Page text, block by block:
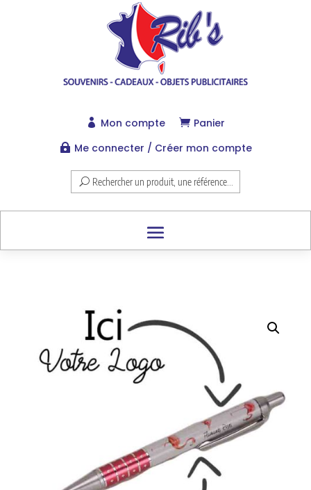
 Mon compte  Panier
 Me connecter / Créer mon compte
Rechercher un produit, une référence...